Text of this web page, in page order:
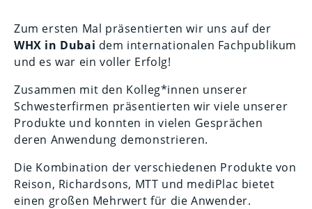
Zum ersten Mal präsentierten wir uns auf der
WHX in Dubai dem internationalen Fachpublikum
und es war ein voller Erfolg!
Zusammen mit den Kolleg*innen unserer
Schwesterfirmen präsentierten wir viele unserer
Produkte und konnten in vielen Gesprächen
deren Anwendung demonstrieren.
Die Kombination der verschiedenen Produkte von
Reison, Richardsons, MTT und mediPlac bietet
einen großen Mehrwert für die Anwender.